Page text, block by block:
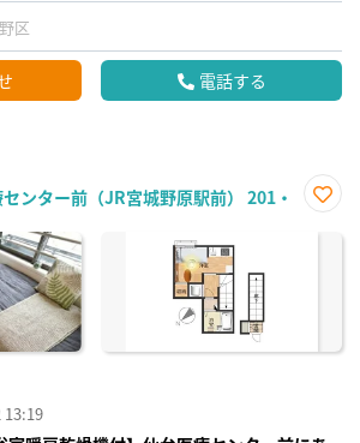
区
電話する
ンター前（JR宮城野原駅前） 201・
に入
13:19